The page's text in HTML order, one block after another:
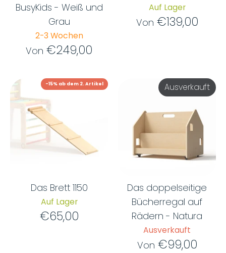
BusyKids - Weiß und
Grau
2-3 Wochen
Von €249,00
Auf Lager
Von €139,00
Das Brett 1150
Auf Lager
€65,00
-15% ab dem 2. Artikel
Das doppelseitige
Bücherregal auf
Rädern - Natura
Ausverkauft
Von €99,00
Ausverkauft